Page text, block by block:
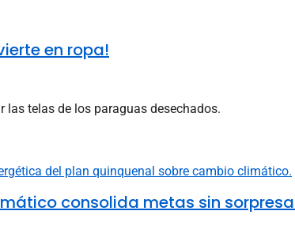
en ropa!
las telas de los paraguas desechados.
consolida metas sin